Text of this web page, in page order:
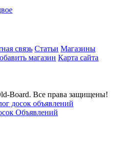
связь Статьи Магазины
магазин Карта сайта
Board. Все права защищены!